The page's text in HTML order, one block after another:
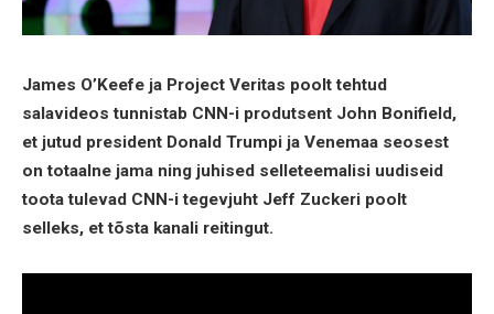
James O’Keefe ja Project Veritas poolt tehtud
salavideos tunnistab CNN-i produtsent John Bonifield,
et jutud president Donald Trumpi ja Venemaa seosest
on totaalne jama ning juhised selleteemalisi uudiseid
toota tulevad CNN-i tegevjuht Jeff Zuckeri poolt
selleks, et tõsta kanali reitingut.